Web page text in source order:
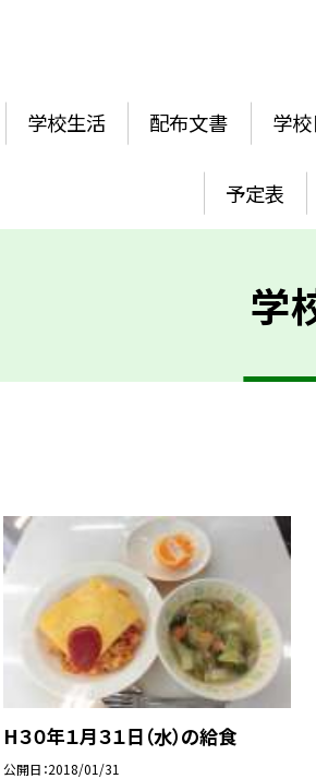
学校生活 配布文書 学
予定表
学
H３０年１月３１日（水）の給食
公開日 2018/01/31